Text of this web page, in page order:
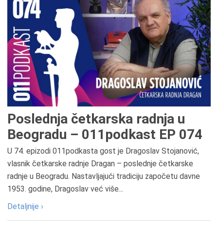
Poslednja četkarska radnja u
Beogradu – 011podkast EP 074
U 74. epizodi 011podkasta gost je Dragoslav Stojanović,
vlasnik četkarske radnje Dragan – poslednje četkarske
radnje u Beogradu. Nastavljajući tradiciju započetu davne
1953. godine, Dragoslav već više...
Detaljnije ›